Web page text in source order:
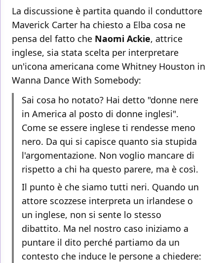
La discussione è partita quando il conduttore
Maverick Carter ha chiesto a Elba cosa ne
pensa del fatto che Naomi Ackie, attrice
inglese, sia stata scelta per interpretare
un'icona americana come Whitney Houston in
Wanna Dance With Somebody:
Sai cosa ho notato? Hai detto "donne nere
in America al posto di donne inglesi".
Come se essere inglese ti rendesse meno
nero. Da qui si capisce quanto sia stupida
l'argomentazione. Non voglio mancare di
rispetto a chi ha questo parere, ma è così.
Il punto è che siamo tutti neri. Quando un
attore scozzese interpreta un irlandese o
un inglese, non si sente lo stesso
dibattito. Ma nel nostro caso iniziamo a
puntare il dito perché partiamo da un
contesto che induce le persone a chiedere: